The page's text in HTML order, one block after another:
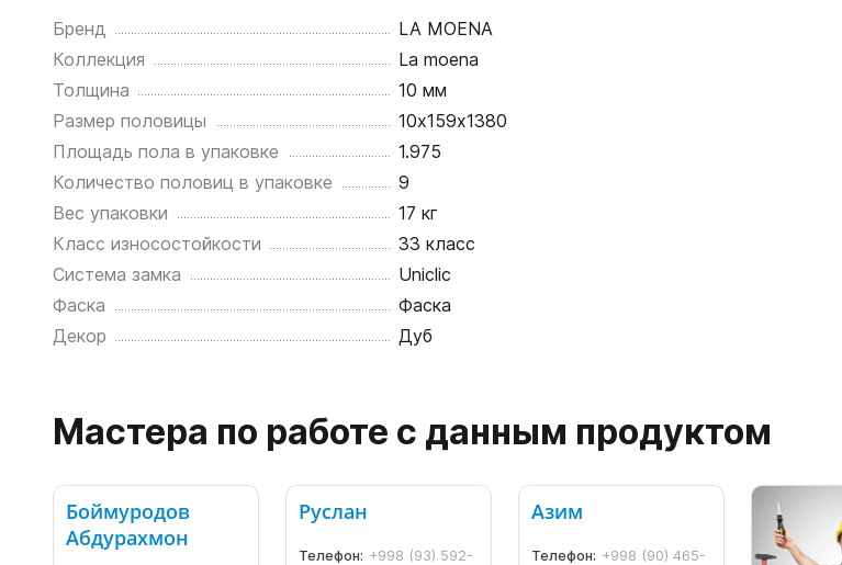
Бренд
LA MOENA
Коллекция
La moena
Толщина
10 мм
Размер половицы
10х159х1380
Площадь пола в упаковке
1.975
Количество половиц в упаковке
9
Вес упаковки
17 кг
Класс износостойкости
33 класс
Система замка
Uniclic
Фаска
Фаска
Декор
Дуб
Мастера по работе с данным продуктом
Боймуродов
Абдурахмон
Руслан
Телефон: +998 (93) 592-
Азим
Телефон: +998 (90) 465-